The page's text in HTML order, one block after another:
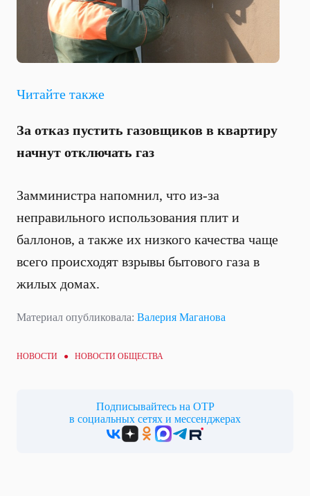
Читайте также
За отказ пустить газовщиков в квартиру
начнут отключать газ
Замминистра напомнил, что из-за
неправильного использования плит и
баллонов, а также их низкого качества чаще
всего происходят взрывы бытового газа в
жилых домах.
Материал опубликовала: Валерия Маганова
НОВОСТИ ● НОВОСТИ ОБЩЕСТВА
Подписывайтесь на ОТР
в социальных сетях и мессенджерах